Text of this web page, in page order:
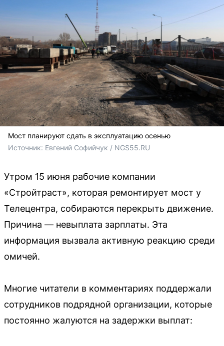
Мост планируют сдать в эксплуатацию осенью
Источник: Евгений Софийчук / NGS55.RU
Утром 15 июня рабочие компании
«Стройтраст», которая ремонтирует мост у
Телецентра, собираются перекрыть движение.
Причина — невыплата зарплаты. Эта
информация вызвала активную реакцию среди
омичей.
Многие читатели в комментариях поддержали
сотрудников подрядной организации, которые
постоянно жалуются на задержки выплат: